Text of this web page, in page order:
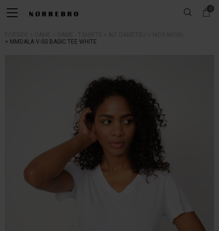
0
MMDALA V-SS BASIC TEE WHITE